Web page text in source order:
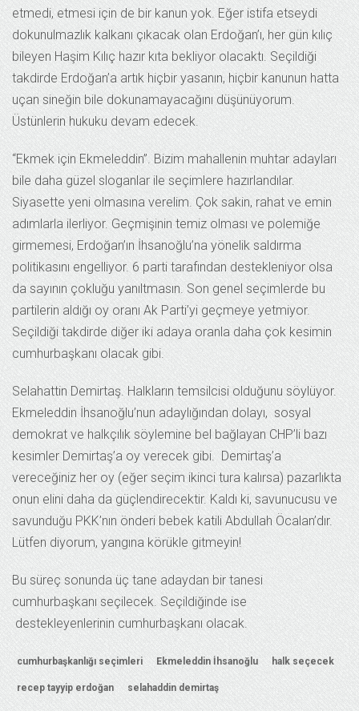
etmedi, etmesi için de bir kanun yok. Eğer istifa etseydi
dokunulmazlık kalkanı çıkacak olan Erdoğan’ı, her gün kılıç
bileyen Haşim Kılıç hazır kıta bekliyor olacaktı. Seçildiği
takdirde Erdoğan’a artık hiçbir yasanın, hiçbir kanunun hatta
uçan sineğin bile dokunamayacağını düşünüyorum.
Üstünlerin hukuku devam edecek.
“Ekmek için Ekmeleddin”. Bizim mahallenin muhtar adayları
bile daha güzel sloganlar ile seçimlere hazırlandılar.
Siyasette yeni olmasına verelim. Çok sakin, rahat ve emin
adımlarla ilerliyor. Geçmişinin temiz olması ve polemiğe
girmemesi, Erdoğan’ın İhsanoğlu’na yönelik saldırma
politikasını engelliyor. 6 parti tarafından destekleniyor olsa
da sayının çokluğu yanıltmasın. Son genel seçimlerde bu
partilerin aldığı oy oranı Ak Parti’yi geçmeye yetmiyor.
Seçildiği takdirde diğer iki adaya oranla daha çok kesimin
cumhurbaşkanı olacak gibi.
Selahattin Demirtaş. Halkların temsilcisi olduğunu söylüyor.
Ekmeleddin İhsanoğlu’nun adaylığından dolayı, sosyal
demokrat ve halkçılık söylemine bel bağlayan CHP’li bazı
kesimler Demirtaş’a oy verecek gibi. Demirtaş’a
vereceğiniz her oy (eğer seçim ikinci tura kalırsa) pazarlıkta
onun elini daha da güçlendirecektir. Kaldı ki, savunucusu ve
savunduğu PKK’nın önderi bebek katili Abdullah Öcalan’dır.
Lütfen diyorum, yangına körükle gitmeyin!
Bu süreç sonunda üç tane adaydan bir tanesi
cumhurbaşkanı seçilecek. Seçildiğinde ise
destekleyenlerinin cumhurbaşkanı olacak.
cumhurbaşkanlığı seçimleri Ekmeleddin İhsanoğlu halk seçecek
recep tayyip erdoğan selahaddin demirtaş